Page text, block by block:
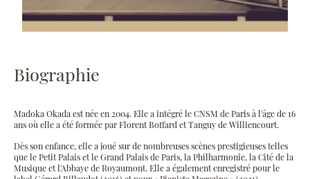
Biographie
Madoka Okada est née en 2004. Elle a intégré le CNSM de Paris à l'âge de 16
ans où elle a été formée par Florent Boffard et Tanguy de Williencourt.
Dès son enfance, elle a joué sur de nombreuses scènes prestigieuses telles
que le Petit Palais et le Grand Palais de Paris, la Philharmonie, la Cité de la
Musique et l'Abbaye de Royaumont. Elle a également enregistré pour le